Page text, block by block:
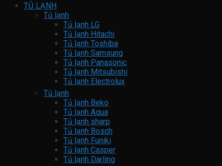
TỦ LẠNH
Tủ lạnh
Tủ lạnh LG
Tủ lạnh Hitachi
Tủ lạnh Toshiba
Tủ lạnh Samsung
Tủ lạnh Panasonic
Tủ lạnh Mitsubishi
Tủ lạnh Electrolux
Tủ lạnh
Tủ lạnh Beko
Tủ lạnh Aqua
Tủ lạnh sharp
Tủ lạnh Bosch
Tủ lạnh Funiki
Tủ lạnh Casper
Tủ lạnh Darling